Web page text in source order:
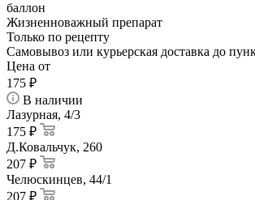
баллон
Жизненноважный препарат
Только по рецепту
Самовывоз или курьерская доставка до
Цена от
175 ₽
В наличии
Лазурная, 4/3
175 ₽
Д.Ковальчук, 260
207 ₽
Челюскинцев, 44/1
207 ₽